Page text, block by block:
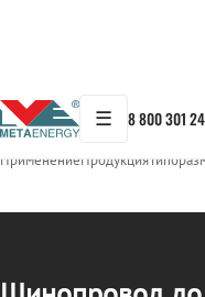
☰ 8 800 301
← Продукция/
ПрименениеПродукция